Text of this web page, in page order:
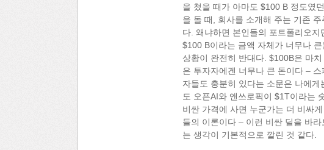
을 쳤을 때가 아마도 $100 B 정도였
을 돌 때, 회사를 소개해 주는 기존
다. 왜냐하면 본인들의 포트폴리오
$100 B이라는 금액 자체가 너무나
상황이 완전히 반대다. $100B은 마
은 투자자에겐 너무나 큰 돈이다 –
자들도 충분히 있다는 소문은 나에
도 오픈AI와 앤쓰로픽이 $1T이라는
비싼 가격에 사면 누군가는 더 비싸
들의 이론이다 – 이런 비싼 딜을 바
는 생각이 기본적으로 깔린 것 같다.